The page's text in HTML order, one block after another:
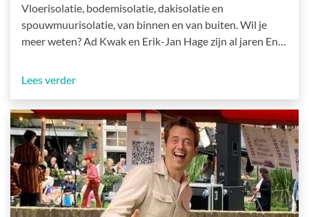
Vloerisolatie, bodemisolatie, dakisolatie en
spouwmuurisolatie, van binnen en van buiten. Wil je
meer weten? Ad Kwak en Erik-Jan Hage zijn al jaren En…
Lees verder